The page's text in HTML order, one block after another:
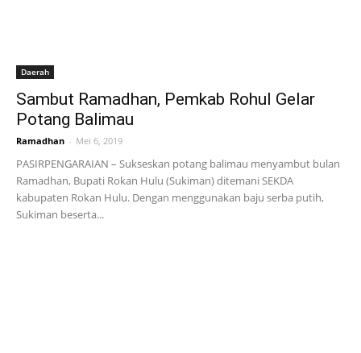
Daerah
Sambut Ramadhan, Pemkab Rohul Gelar
Potang Balimau
Ramadhan - Mei 6, 2019
PASIRPENGARAIAN – Sukseskan potang balimau menyambut bulan
Ramadhan, Bupati Rokan Hulu (Sukiman) ditemani SEKDA
kabupaten Rokan Hulu. Dengan menggunakan baju serba putih,
Sukiman beserta...